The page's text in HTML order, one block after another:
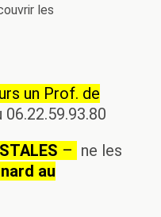
les
un Prof. de
– ne les
au